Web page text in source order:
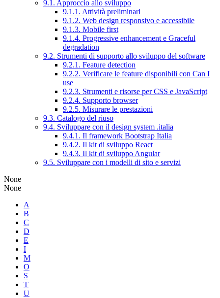
9.1. Approccio allo sviluppo
9.1.1. Attività preliminari
9.1.2. Web design responsivo e accessibile
9.1.3. Mobile first
9.1.4. Progressive enhancement e Graceful
degradation
9.2. Strumenti di supporto allo sviluppo del software
9.2.1. Feature detection
9.2.2. Verificare le feature disponibili con Can I
use
9.2.3. Strumenti e risorse per CSS e JavaScript
9.2.4. Supporto browser
9.2.5. Misurare le prestazioni
9.3. Catalogo del riuso
9.4. Sviluppare con il design system .italia
9.4.1. Il framework Bootstrap Italia
9.4.2. Il kit di sviluppo React
9.4.3. Il kit di sviluppo Angular
9.5. Sviluppare con i modelli di sito e servizi
None
None
A
B
C
D
E
I
M
O
S
T
U